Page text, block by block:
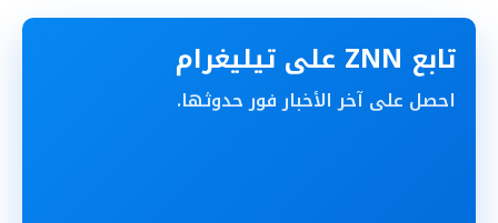
تابع ZNN على تيليغرام
احصل على آخر الأخبار فور حدوثها.